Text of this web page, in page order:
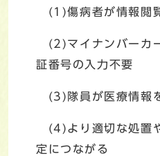
(1)傷病者が情報閲
(2)マイナンバーカ
証番号の入力不要
(3)隊員が医療情報
(4)より適切な処置
定につながる